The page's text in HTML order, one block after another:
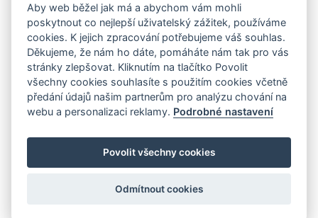
Provozovna Toyota
Londýnská 558
Liberec, 460 01
Provozovna Toyota Professional
Doubská 660,
Liberec 463 12
Auto KP Plus:
Toyota Opel Jeep Hyundai
Aby web běžel jak má a abychom vám mohli
poskytnout co nejlepší uživatelský zážitek, používáme
cookies. K jejich zpracování potřebujeme váš souhlas.
Děkujeme, že nám ho dáte, pomáháte nám tak pro vás
stránky zlepšovat. Kliknutím na tlačítko Povolit
všechny cookies souhlasíte s použitím cookies včetně
předání údajů našim partnerům pro analýzu chování na
webu a personalizaci reklamy. Podrobné nastavení
Povolit všechny cookies
Odmítnout cookies